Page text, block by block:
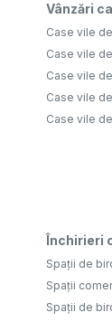
Vânzări
Case vile
Case vile
Case vile
Case vile
Case vile
Închirieri
Spații de
Spații
Spații de